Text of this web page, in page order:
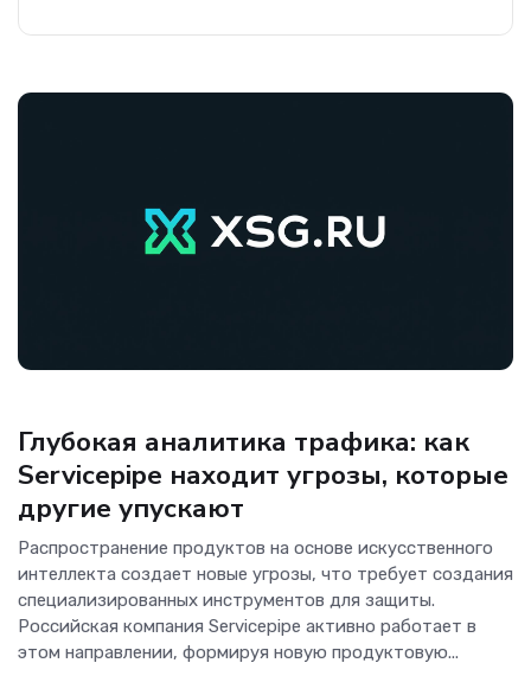
Глубокая аналитика трафика: как
Servicepipe находит угрозы, которые
другие упускают
Распространение продуктов на основе искусственного
интеллекта создает новые угрозы, что требует создания
специализированных инструментов для защиты.
Российская компания Servicepipe активно работает в
этом направлении, формируя новую продуктовую...